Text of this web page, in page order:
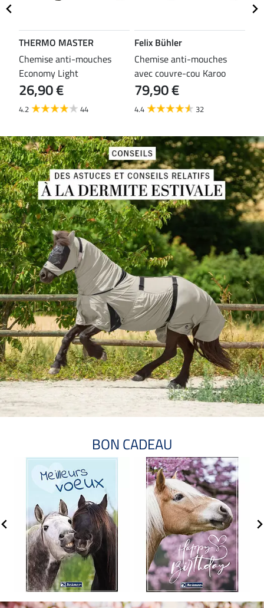
THERMO MASTER
Chemise anti-mouches
Economy Light
26,90 €
4.2 44
Felix Bühler
Chemise anti-mouches
avec couvre-cou Karoo
79,90 €
4.4 32
BON CADEAU